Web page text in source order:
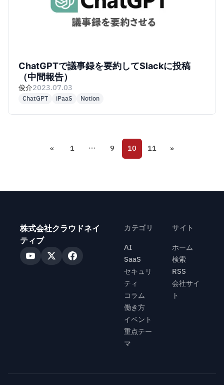
ChatGPTで議事録を要約してSlackに投稿
（中間報告）
俊介2023.07.03
ChatGPT iPaaS Notion
« 1 … 9 10 11 »
株式会社クラウドネイ
ティブ
カテゴリ
AI
SaaS
セキュリ
ティ
コラム
働き方
イベント
重点テー
マ
サイト
ホーム
検索
RSS
会社サイ
ト